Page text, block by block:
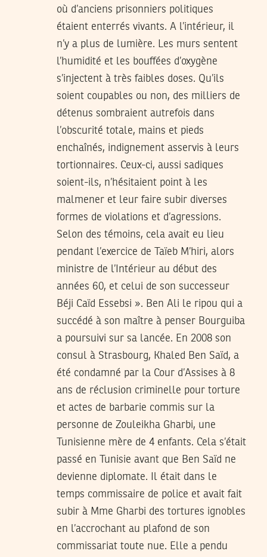
où d’anciens prisonniers politiques
étaient enterrés vivants. A l’intérieur, il
n’y a plus de lumière. Les murs sentent
l’humidité et les bouffées d’oxygène
s’injectent à très faibles doses. Qu’ils
soient coupables ou non, des milliers de
détenus sombraient autrefois dans
l’obscurité totale, mains et pieds
enchaînés, indignement asservis à leurs
tortionnaires. Ceux-ci, aussi sadiques
soient-ils, n’hésitaient point à les
malmener et leur faire subir diverses
formes de violations et d’agressions.
Selon des témoins, cela avait eu lieu
pendant l’exercice de Taïeb M’hiri, alors
ministre de l’Intérieur au début des
années 60, et celui de son successeur
Béji Caïd Essebsi ». Ben Ali le ripou qui a
succédé à son maître à penser Bourguiba
a poursuivi sur sa lancée. En 2008 son
consul à Strasbourg, Khaled Ben Saïd, a
été condamné par la Cour d’Assises à 8
ans de réclusion criminelle pour torture
et actes de barbarie commis sur la
personne de Zouleikha Gharbi, une
Tunisienne mère de 4 enfants. Cela s’était
passé en Tunisie avant que Ben Saïd ne
devienne diplomate. Il était dans le
temps commissaire de police et avait fait
subir à Mme Gharbi des tortures ignobles
en l’accrochant au plafond de son
commissariat toute nue. Elle a pendu